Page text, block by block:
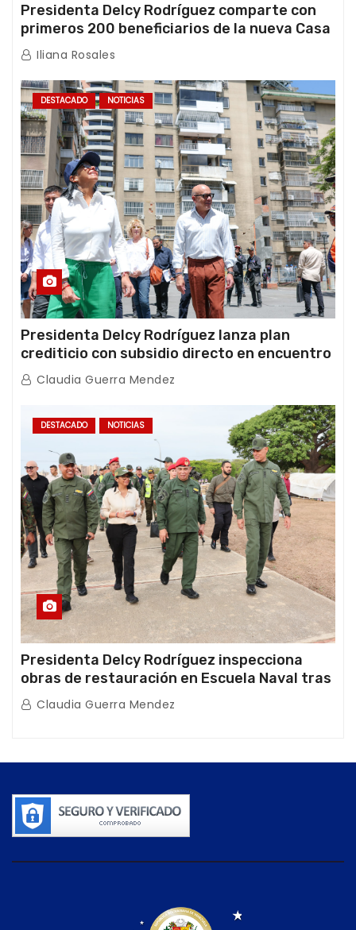
Presidenta Delcy Rodríguez comparte con
primeros 200 beneficiarios de la nueva Casa
de los Abuelos “La Primavera” en Caracas
Iliana Rosales
DESTACADO NOTICIAS
Presidenta Delcy Rodríguez lanza plan
crediticio con subsidio directo en encuentro
con Juntas de Condominio
Claudia Guerra Mendez
DESTACADO NOTICIAS
Presidenta Delcy Rodríguez inspecciona
obras de restauración en Escuela Naval tras
afectaciones sísmicas en La Guaira
Claudia Guerra Mendez